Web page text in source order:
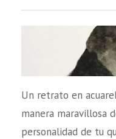
Un retrato en
manera maravillosa
personalidad de tu